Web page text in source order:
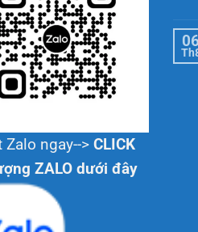
ngay--> CLICK
ZALO dưới đây